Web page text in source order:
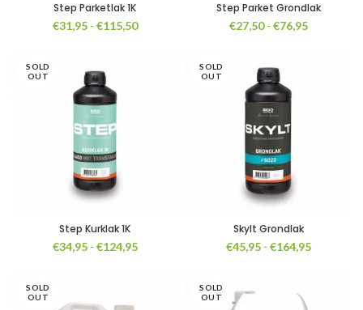
Step Parketlak 1K
€31,95 - €115,50Prijsklasse:
Step Parket Grondlak
€27,50 - €76,95Prijsklasse:
SOLD
OUT
Step Kurklak 1K
€34,95 - €124,95Prijsklasse:
SOLD
OUT
Skylt Grondlak
€45,95 - €164,95
SOLD
OUT
SOLD
OUT